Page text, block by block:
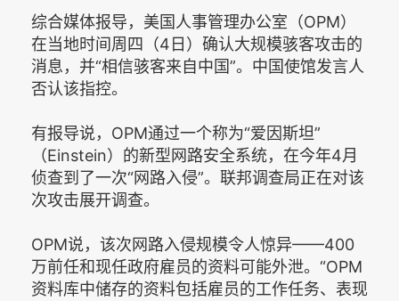
综合媒体报导，美国人事管理办公室（OPM）
在当地时间周四（4日）确认大规模骇客攻击的
消息，并“相信骇客来自中国”。中国使馆发言人
否认该指控。
有报导说，OPM通过一个称为“爱因斯坦”
（Einstein）的新型网路安全系统，在今年4月
侦查到了一次“网路入侵”。联邦调查局正在对该
次攻击展开调查。
OPM说，该次网路入侵规模令人惊异——400
万前任和现任政府雇员的资料可能外泄。“OPM
资料库中储存的资料包括雇员的工作任务、表现